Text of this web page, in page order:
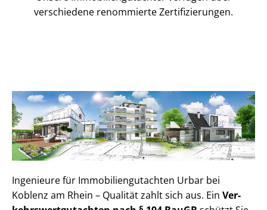
verschiedene renommierte Zer­ti­fi­zie­run­gen.
Ingenieure für Im­mo­bi­li­en­gut­ach­ten Urbar bei
Koblenz am Rhein – Qualität zahlt sich aus. Ein Ver­